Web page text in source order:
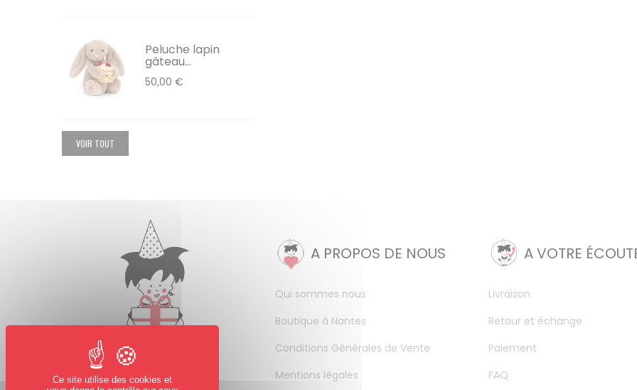
Peluche lapin
gâteau...
50,00 €
VOIR TOUT
A PROPOS DE NOUS
Qui sommes nous
Boutique à Nantes
Conditions Générales de Vente
Mentions légales
A VOTRE
Livraison
Retour et échange
Paiement
FAQ
Ce site utilise des cookies et